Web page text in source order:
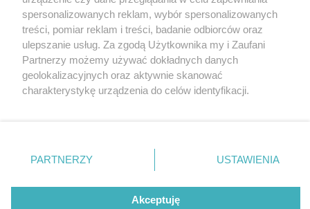
Dom seniora "Dobre Miejsce"
w Kobiórze
Nie zapomnij
zapoznać się z:
polityką prywatności regulamin korzystania z portali
Twojemiasto
Piekary Śląskie
Chorzów
Tarnowskie Góry
Gliwice
Skontakuj sięz nami
Kontakt
Wydawca
Redakcja
spersonalizowanych reklam, wybór spersonalizowanych
treści, pomiar reklam i treści, badanie odbiorców oraz
ulepszanie usług. Za zgodą Użytkownika my i Zaufani
Partnerzy możemy używać dokładnych danych
geolokalizacyjnych oraz aktywnie skanować
charakterystykę urządzenia do celów identyfikacji.
zmienić/wycofać klikając przycisk ustawień prywatności
znajdujący się w lewym dolnym rogu strony
rodzaje przetwarzania danych nie wymagają zgody
użytkownika, ale masz prawo sprzeciwić się takiemu
PARTNERZY USTAWIENIA
Akceptuję